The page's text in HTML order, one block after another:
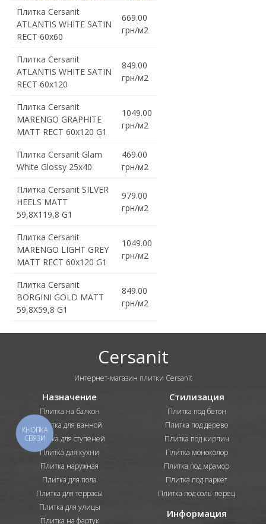
Плитка Cersanit
ATLANTIS WHITE SATIN
RECT 60x60
669.00
грн/м2
Плитка Cersanit
ATLANTIS WHITE SATIN
RECT 60x120
849.00
грн/м2
Плитка Cersanit
MARENGO GRAPHITE
MATT RECT 60x120 G1
1049.00
грн/м2
Плитка Cersanit Glam
White Glossy 25x40
469.00
грн/м2
Плитка Cersanit SILVER
HEELS MATT
59,8X119,8 G1
979.00
грн/м2
Плитка Cersanit
MARENGO LIGHT GREY
MATT RECT 60x120 G1
1049.00
грн/м2
Плитка Cersanit
BORGINI GOLD MATT
59,8X59,8 G1
849.00
грн/м2
Cersanit
Интернет-магазин плитки Cersanit
Назначение
Плитка на балкон
Плитка для ванной
Плитка для ступеней
Плитка для кухни
Плитка наружная
Плитка для пола
Плитка для террасы
Плитка для улицы
Плитка на фартук
Стилизация
Плитка под бетон
Плитка под дерево
Плитка под кирпич
Плитка моноколор
Плитка под мрамор
Плитка под паркет
Плитка под соль-перец
Информация
КНОПКА
СВЯЗИ